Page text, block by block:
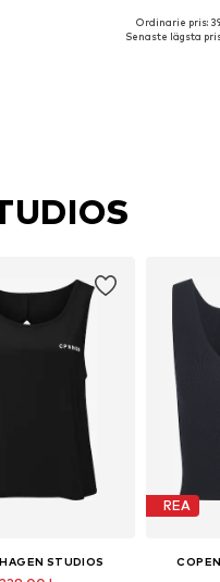
Tillgängliga
Ordinarie pris:
Senaste lägsta
STUDIOS
REA